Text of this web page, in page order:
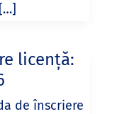
licență:
de înscriere